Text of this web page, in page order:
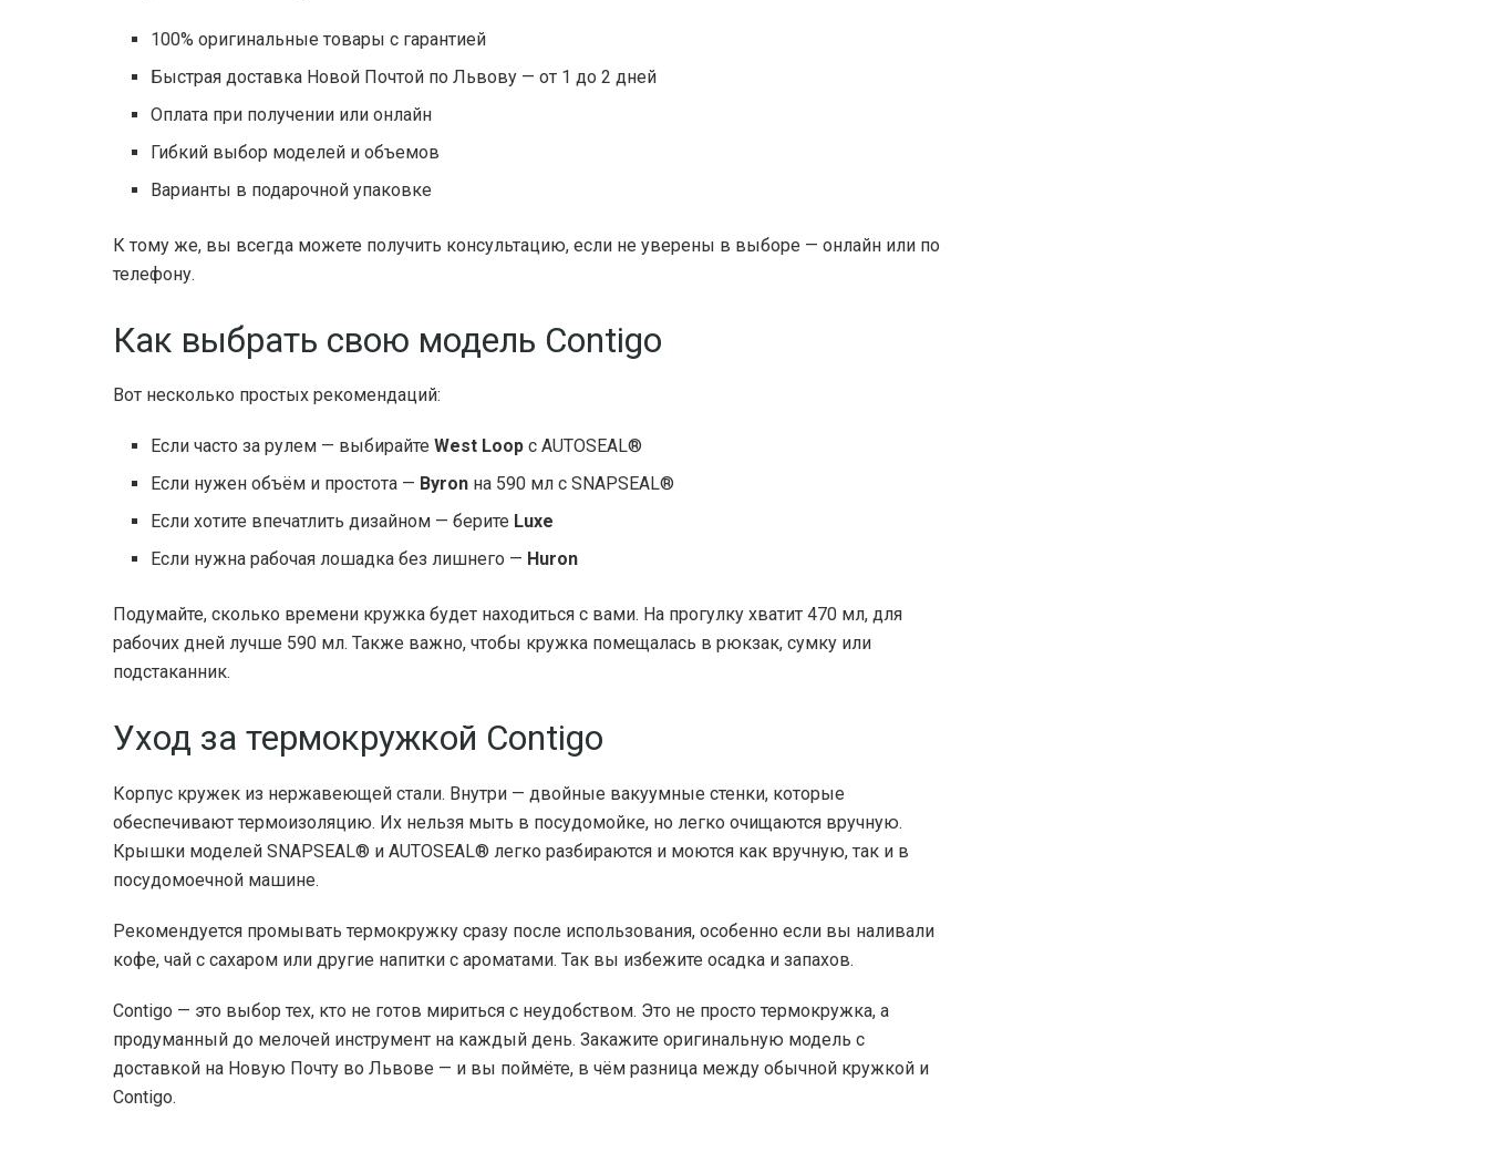
100% оригинальные товары с гарантией
Быстрая доставка Новой Почтой по Львову — от 1 до 2 дней
Оплата при получении или онлайн
Гибкий выбор моделей и объемов
Варианты в подарочной упаковке
К тому же, вы всегда можете получить консультацию, если не уверены в выборе — онлайн или по
телефону.
Как выбрать свою модель Contigo
Вот несколько простых рекомендаций:
Если часто за рулем — выбирайтеWest Loop с AUTOSEAL®
Если нужен объём и простота — Byron на 590 мл с SNAPSEAL®
Если хотите впечатлить дизайном — берите Luxe
Если нужна рабочая лошадка без лишнего — Huron
Подумайте, сколько времени кружка будет находиться с вами. На прогулку хватит 470 мл, для
рабочих дней лучше 590 мл. Также важно, чтобы кружка помещалась в рюкзак, сумку или
подстаканник.
Уход за термокружкой Contigo
Корпус кружек из нержавеющей стали. Внутри — двойные вакуумные стенки, которые
обеспечивают термоизоляцию. Их нельзя мыть в посудомойке, но легко очищаются вручную.
Крышки моделей SNAPSEAL® и AUTOSEAL® легко разбираются и моются как вручную, так и в
посудомоечной машине.
Рекомендуется промывать термокружку сразу после использования, особенно если вы наливали
кофе, чай с сахаром или другие напитки с ароматами. Так вы избежите осадка и запахов.
Contigo — это выбор тех, кто не готов мириться с неудобством. Это не просто термокружка, а
продуманный до мелочей инструмент на каждый день. Закажите оригинальную модель с
доставкой на Новую Почту во Львове — и вы поймёте, в чём разница между обычной кружкой и
Contigo.